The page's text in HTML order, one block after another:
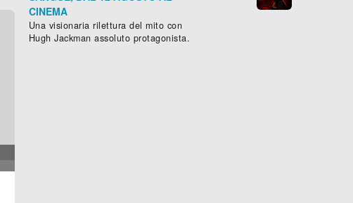
CINEMA
Una visionaria rilettura del mito con
Hugh Jackman assoluto protagonista.